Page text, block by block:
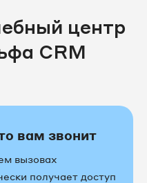
центр
CRM
вам звонит
вызовах
получает доступ